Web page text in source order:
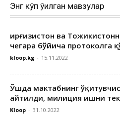
Энг кўп ўқилган мавзулар
Қирғизистон ва
чегара бўйича протоколга
kloop.kg - 15.11.2022
Ўшда мактабнинг
айтилди, милиция ишни
Kloop - 31.10.2022